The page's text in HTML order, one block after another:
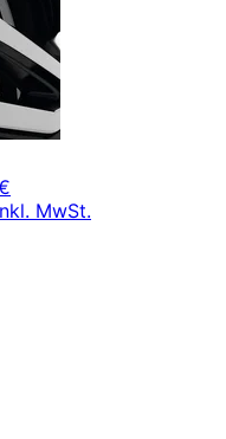
MwSt.